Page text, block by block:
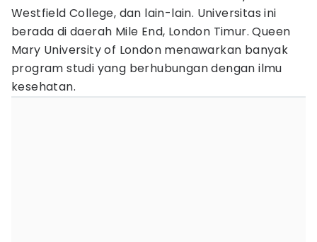
Westfield College, dan lain-lain. Universitas ini
berada di daerah Mile End, London Timur. Queen
Mary University of London menawarkan banyak
program studi yang berhubungan dengan ilmu
kesehatan.